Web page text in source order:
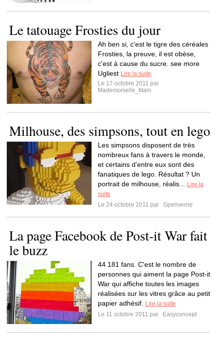
Le tatouage Frosties du jour
Ah ben si, c'est le tigre des céréales
Frosties, la preuve, il est obèse,
c'est à cause du sucre. see more
Ugliest Lire la suite
Le 17 octobre 2011 par
Mademoiselle_titam
Milhouse, des simpsons, tout en lego
Les simpsons disposent de très
nombreux fans à travers le monde,
et certains d’entre eux sont des
fanatiques de lego. Résultat ? Un
portrait de milhouse, réalis...
Lire la
suite
Le 24 octobre 2011 par
Gpenverne
La page Facebook de Post-it War fait
le buzz
44 181 fans. C'est le nombre de
personnes qui aiment la page Post-it
War qui affiche toutes les images
réalisées sur les vitres grâce au petit
papier adhésif.
Lire la suite
Le 11 octobre 2011 par
Easyconcept